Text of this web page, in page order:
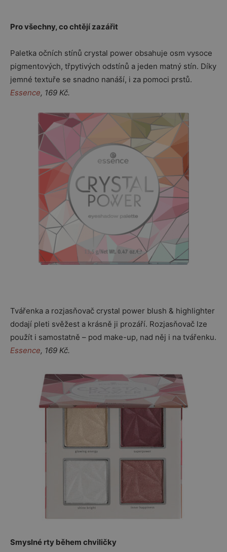
Pro všechny, co chtějí zazářit
Paletka očních stínů crystal power obsahuje osm vysoce
pigmentových, třpytivých odstínů a jeden matný stín. Díky
jemné textuře se snadno nanáší, i za pomoci prstů.
Essence, 169 Kč.
Tvářenka a rozjasňovač crystal power blush & highlighter
dodají pleti svěžest a krásně ji prozáří. Rozjasňovač lze
použít i samostatně – pod make-up, nad něj i na tvářenku.
Essence, 169 Kč.
Smyslné rty během chviličky